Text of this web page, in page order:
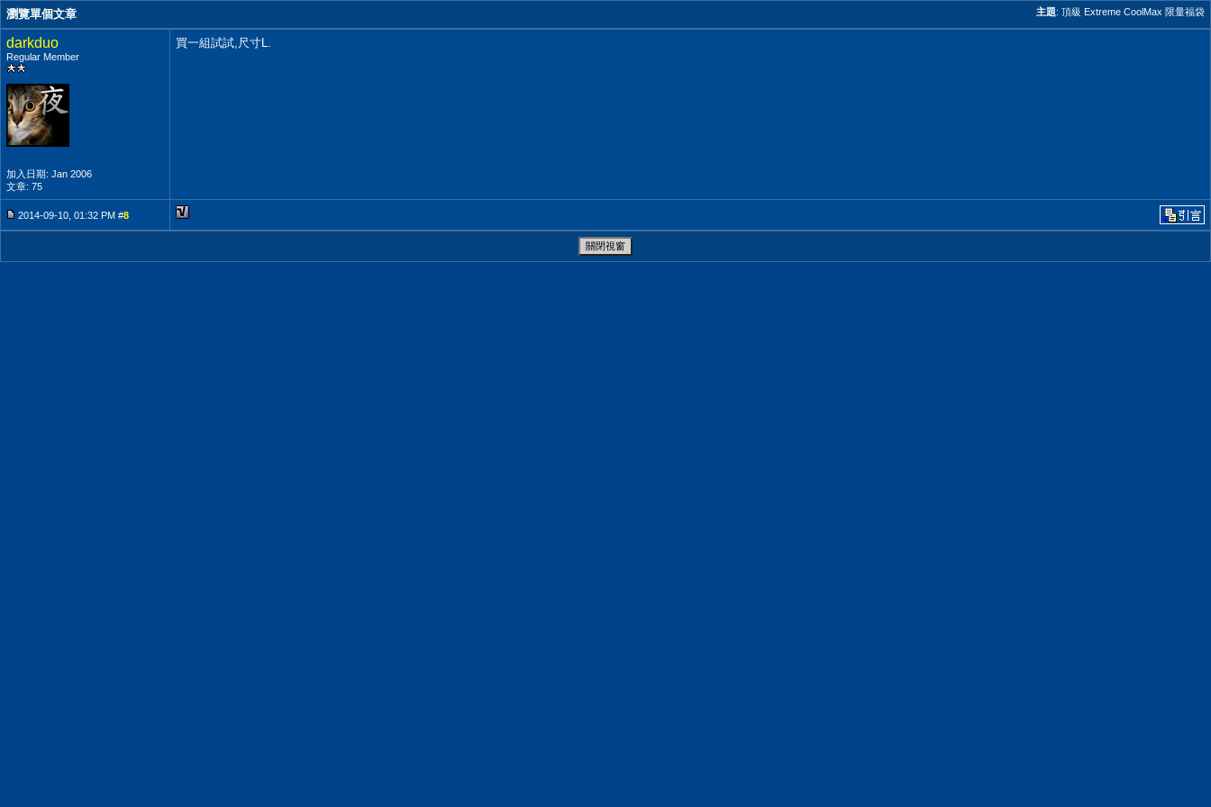
主題: 頂級 Extreme CoolMax 限量福袋
瀏覽單個文章
darkduo
Regular Member
加入日期: Jan 2006
文章: 75
買一組試試,尺寸L.
2014-09-10, 01:32 PM #8